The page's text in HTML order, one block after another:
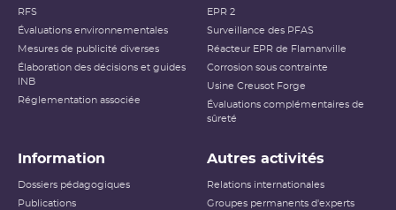
RFS
Évaluations environnementales
Mesures de publicité diverses
Élaboration des décisions et guides
INB
Réglementation associée
EPR 2
Surveillance des PFAS
Réacteur EPR de Flamanville
Corrosion sous contrainte
Usine Creusot Forge
Évaluations complémentaires de
sûreté
Information
Dossiers pédagogiques
Publications
Autres activités
Relations internationales
Groupes permanents d'experts